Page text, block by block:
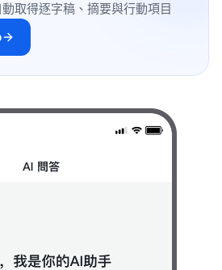
取得逐字稿、摘要與行動項目